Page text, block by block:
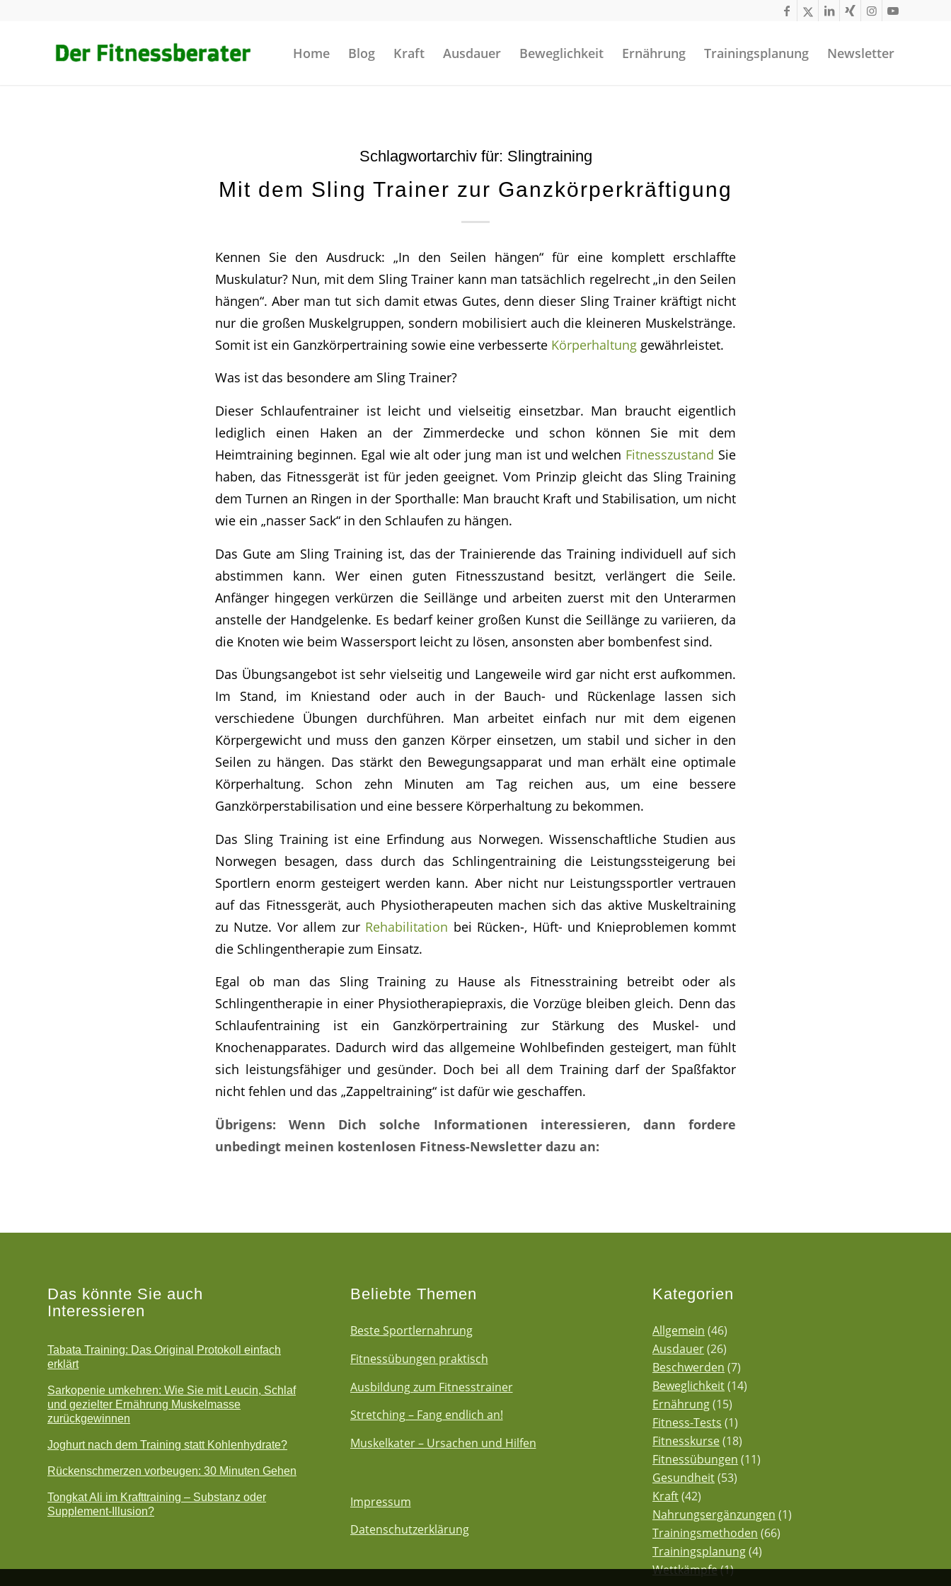
Home Blog Kraft Ausdauer Beweglichkeit Ernährung Trainingsplanung Newsletter
Schlagwortarchiv für: Slingtraining
Mit dem Sling Trainer zur Ganzkörperkräftigung
Kennen Sie den Ausdruck: „In den Seilen hängen“ für eine komplett erschlaffte
Muskulatur? Nun, mit dem Sling Trainer kann man tatsächlich regelrecht „in den Seilen
hängen“. Aber man tut sich damit etwas Gutes, denn dieser Sling Trainer kräftigt nicht
nur die großen Muskelgruppen, sondern mobilisiert auch die kleineren Muskelstränge.
Somit ist ein Ganzkörpertraining sowie eine verbesserte Körperhaltung gewährleistet.
Was ist das besondere am Sling Trainer?
Dieser Schlaufentrainer ist leicht und vielseitig einsetzbar. Man braucht eigentlich
lediglich einen Haken an der Zimmerdecke und schon können Sie mit dem
Heimtraining beginnen. Egal wie alt oder jung man ist und welchen Fitnesszustand Sie
haben, das Fitnessgerät ist für jeden geeignet. Vom Prinzip gleicht das Sling Training
dem Turnen an Ringen in der Sporthalle: Man braucht Kraft und Stabilisation, um nicht
wie ein „nasser Sack“ in den Schlaufen zu hängen.
Das Gute am Sling Training ist, das der Trainierende das Training individuell auf sich
abstimmen kann. Wer einen guten Fitnesszustand besitzt, verlängert die Seile.
Anfänger hingegen verkürzen die Seillänge und arbeiten zuerst mit den Unterarmen
anstelle der Handgelenke. Es bedarf keiner großen Kunst die Seillänge zu variieren, da
die Knoten wie beim Wassersport leicht zu lösen, ansonsten aber bombenfest sind.
Das Übungsangebot ist sehr vielseitig und Langeweile wird gar nicht erst aufkommen.
Im Stand, im Kniestand oder auch in der Bauch- und Rückenlage lassen sich
verschiedene Übungen durchführen. Man arbeitet einfach nur mit dem eigenen
Körpergewicht und muss den ganzen Körper einsetzen, um stabil und sicher in den
Seilen zu hängen. Das stärkt den Bewegungsapparat und man erhält eine optimale
Körperhaltung. Schon zehn Minuten am Tag reichen aus, um eine bessere
Ganzkörperstabilisation und eine bessere Körperhaltung zu bekommen.
Das Sling Training ist eine Erfindung aus Norwegen. Wissenschaftliche Studien aus
Norwegen besagen, dass durch das Schlingentraining die Leistungssteigerung bei
Sportlern enorm gesteigert werden kann. Aber nicht nur Leistungssportler vertrauen
auf das Fitnessgerät, auch Physiotherapeuten machen sich das aktive Muskeltraining
zu Nutze. Vor allem zur Rehabilitation bei Rücken-, Hüft- und Knieproblemen kommt
die Schlingentherapie zum Einsatz.
Egal ob man das Sling Training zu Hause als Fitnesstraining betreibt oder als
Schlingentherapie in einer Physiotherapiepraxis, die Vorzüge bleiben gleich. Denn das
Schlaufentraining ist ein Ganzkörpertraining zur Stärkung des Muskel- und
Knochenapparates. Dadurch wird das allgemeine Wohlbefinden gesteigert, man fühlt
sich leistungsfähiger und gesünder. Doch bei all dem Training darf der Spaßfaktor
nicht fehlen und das „Zappeltraining“ ist dafür wie geschaffen.
Übrigens: Wenn Dich solche Informationen interessieren, dann fordere
unbedingt meinen kostenlosen Fitness-Newsletter dazu an:
Das könnte Sie auch
Interessieren
Tabata Training: Das Original Protokoll einfach
erklärt
Sarkopenie umkehren: Wie Sie mit Leucin, Schlaf
und gezielter Ernährung Muskelmasse
zurückgewinnen
Joghurt nach dem Training statt Kohlenhydrate?
Rückenschmerzen vorbeugen: 30 Minuten Gehen
Tongkat Ali im Krafttraining – Substanz oder
Supplement-Illusion?
Beliebte Themen
Beste Sportlernahrung
Fitnessübungen praktisch
Ausbildung zum Fitnesstrainer
Stretching – Fang endlich an!
Muskelkater – Ursachen und Hilfen
Impressum
Datenschutzerklärung
Kategorien
Allgemein (46)
Ausdauer(26)
Beschwerden (7)
Beweglichkeit(14)
Ernährung(15)
Fitness-Tests (1)
Fitnesskurse(18)
Fitnessübungen (11)
Gesundheit(53)
Kraft(42)
Nahrungsergänzungen (1)
Trainingsmethoden (66)
Trainingsplanung(4)
Wettkämpfe(1)